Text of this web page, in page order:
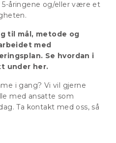
5-åringene og/eller være et
til mål, metode og
med
Se hvordan i
under her.
i gang? Vi vil gjerne
med ansatte som
Ta kontakt med oss, så